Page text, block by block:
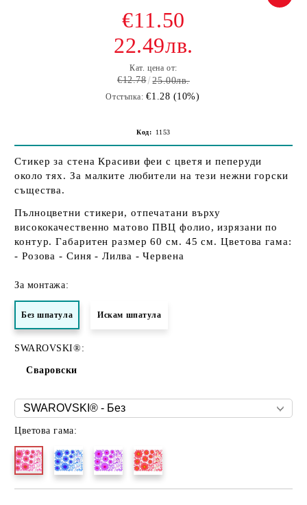
€11.50
22.49лв.
Кат. цена от:
€12.78 25.00лв.
Отстъпка: €1.28 (10%)
Код: 1153
Стикер за стена Красиви феи с цветя и пеперуди
около тях. За малките любители на тези нежни горски
същества.
Пълноцветни стикери, отпечатани върху
висококачественно матово ПВЦ фолио, изрязани по
контур. Габаритен размер 60 см. 45 см. Цветова гама:
- Розова - Синя - Лилва - Червена
За монтажа:
Без шпатула Искам шпатула
SWAROVSKI®:
Сваровски
Цветова гама: